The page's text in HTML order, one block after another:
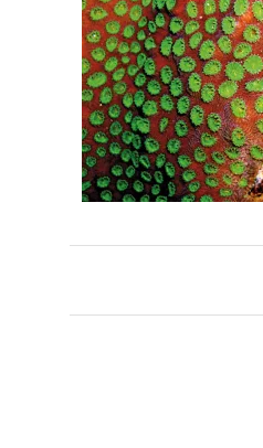
Qui sommes nous ?
Contact
Nous suivre